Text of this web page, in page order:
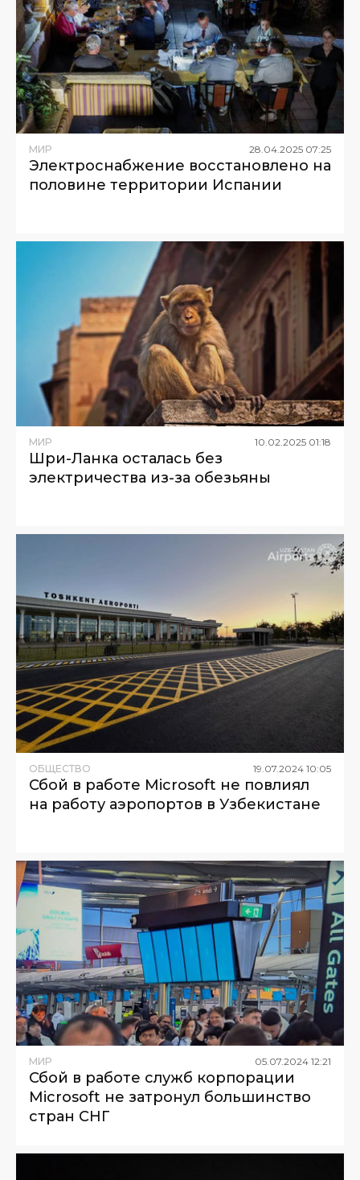
МИР 28.04.2025 07:25
Электроснабжение восстановлено на
половине территории Испании
МИР 10 02 2025 01:18
Шри-Ланка осталась без
электричества из-за обезьяны
ОБЩЕСТВО 19.07.2024 10:05
Сбой в работе Microsoft не повлиял
на работу аэропортов в Узбекистане
МИР 05 07 2024 12:21
Сбой в работе служб корпорации
Microsoft не затронул большинство
стран СНГ